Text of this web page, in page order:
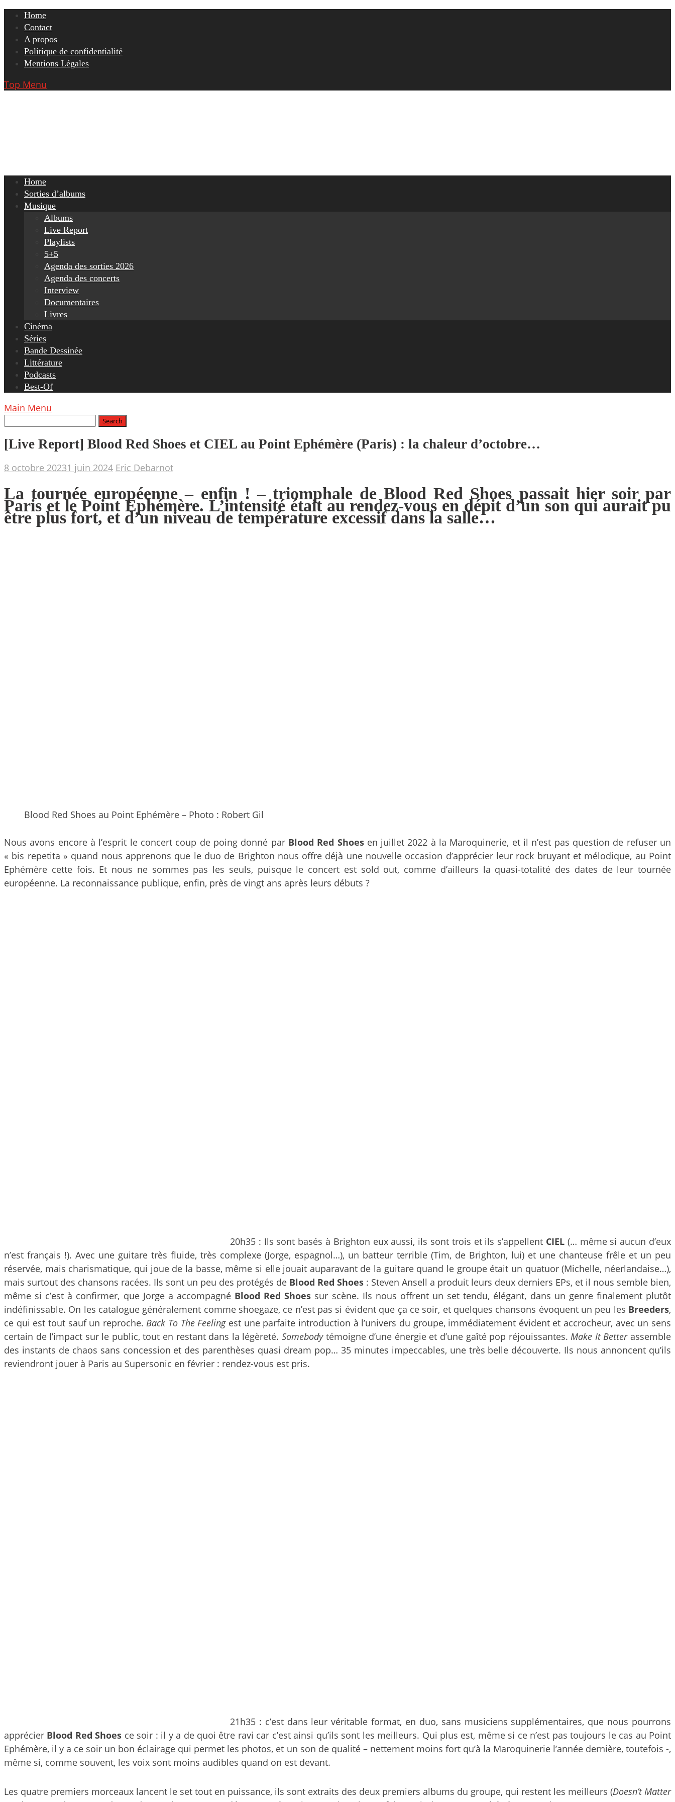
Skip
content
Home
Contact
A propos
Politique de confidentialité
Mentions Légales
Top Menu
Home
Sorties d’albums
Musique
Albums
Live Report
Playlists
5+5
Agenda des sorties 2026
Agenda des concerts
Interview
Documentaires
Livres
Cinéma
Séries
Bande Dessinée
Littérature
Podcasts
Best-Of
Main Menu
[Live Report] Blood Red Shoes et CIEL au Point Ephémère (Paris) : la chaleur d’octobre…
8 octobre 20231 juin 2024 Eric Debarnot
La tournée européenne – enfin ! – triomphale de Blood Red Shoes passait hier soir par
Paris et le Point Ephémère. L’intensité était au rendez-vous en dépit d’un son qui aurait pu
être plus fort, et d’un niveau de température excessif dans la salle…
Blood Red Shoes au Point Ephémère – Photo : Robert Gil
Nous avons encore à l’esprit le concert coup de poing donné par Blood Red Shoesen juillet 2022 à la Maroquinerie, et il n’est pas question de refuser un
« bis repetita » quand nous apprenons que le duo de Brighton nous offre déjà une nouvelle occasion d’apprécier leur rock bruyant et mélodique, au Point
Ephémère cette fois. Et nous ne sommes pas les seuls, puisque le concert est sold out, comme d’ailleurs la quasi-totalité des dates de leur tournée
européenne. La reconnaissance publique, enfin, près de vingt ans après leurs débuts ?
20h35 : Ils sont basés à Brighton eux aussi, ils sont trois et ils s’appellent CIEL (… même si aucun d’eux
n’est français !). Avec une guitare très fluide, très complexe (Jorge, espagnol…), un batteur terrible (Tim, de Brighton, lui) et une chanteuse frêle et un peu
réservée, mais charismatique, qui joue de la basse, même si elle jouait auparavant de la guitare quand le groupe était un quatuor (Michelle, néerlandaise…),
mais surtout des chansons racées. Ils sont un peu des protégés de Blood Red Shoes : Steven Ansell a produit leurs deux derniers EPs, et il nous semble bien,
même si c’est à confirmer, que Jorge a accompagné Blood Red Shoes sur scène. Ils nous offrent un set tendu, élégant, dans un genre finalement plutôt
indéfinissable. On les catalogue généralement comme shoegaze, ce n’est pas si évident que ça ce soir, et quelques chansons évoquent un peu les Breeders,
ce qui est tout sauf un reproche. Back To The Feelingest une parfaite introduction à l’univers du groupe, immédiatement évident et accrocheur, avec un sens
certain de l’impact sur le public, tout en restant dans la légèreté. Somebodytémoigne d’une énergie et d’une gaîté pop réjouissantes. Make It Betterassemble
des instants de chaos sans concession et des parenthèses quasi dream pop… 35 minutes impeccables, une très belle découverte. Ils nous annoncent qu’ils
reviendront jouer à Paris au Supersonic en février : rendez-vous est pris.
21h35 : c’est dans leur véritable format, en duo, sans musiciens supplémentaires, que nous pourrons
apprécier Blood Red Shoes ce soir : il y a de quoi être ravi car c’est ainsi qu’ils sont les meilleurs. Qui plus est, même si ce n’est pas toujours le cas au Point
Ephémère, il y a ce soir un bon éclairage qui permet les photos, et un son de qualité – nettement moins fort qu’à la Maroquinerie l’année dernière, toutefois -,
même si, comme souvent, les voix sont moins audibles quand on est devant.
Les quatre premiers morceaux lancent le set tout en puissance, ils sont extraits des deux premiers albums du groupe, qui restent les meilleurs (Doesn’t Matter